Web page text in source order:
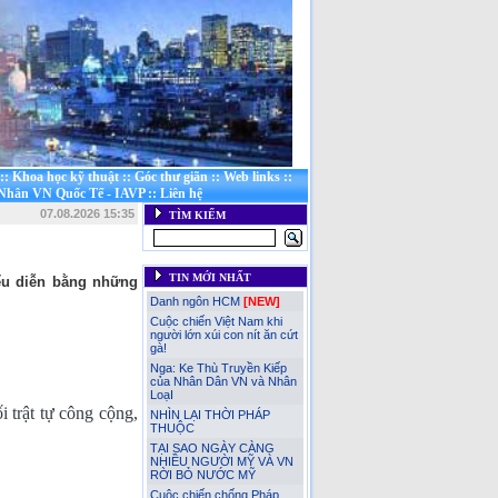
Khoa học kỹ thuật::Góc thư giãn::Web links::
VN Quốc Tế - IAVP::Liên hệ
07.08.2026 15:35
diễn bằng những
trật tự công cộng,
TÌM KIẾM
TIN MỚI NHẤT
Danh ngôn HCM [NEW]
Cuộc chiến Việt Nam khi
người lớn xúi con nít ăn cứt
gà!
Nga: Ke Thù Truyền Kiếp
của Nhân Dân VN và Nhân
LoạI
NHÌN LẠI THỜI PHÁP
THUỘC
TẠI SAO NGÀY CÀNG
NHIỀU NGƯỜI MỸ VÀ VN
RỜI BỎ NƯỚC MỸ
Cuộc chiến chống Pháp